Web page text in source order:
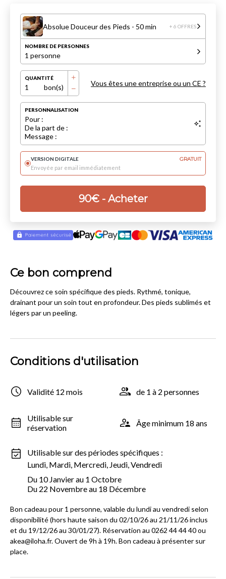
Absolue Douceur des Pieds - 50 min + 6 OFFRES
NOMBRE DE PERSONNES
1 personne
QUANTITÉ
1 bon(s) Vous êtes une entreprise ou un CE ?
PERSONNALISATION
Pour :
De la part de :
Message :
VERSION DIGITALE
GRATUIT
Envoyée par email immédiatement
90€- Acheter
Ce bon comprend
Découvrez ce soin spécifique des pieds. Rythmé, tonique,
drainant pour un soin tout en profondeur. Des pieds sublimés et
légers par un peeling.
Conditions d'utilisation
Validité 12 mois de 1 à 2 personnes
Utilisable sur
réservation
Âge minimum 18 ans
Utilisable sur des périodes spécifiques :
Lundi, Mardi, Mercredi, Jeudi, Vendredi
Du 10 Janvier au 1 Octobre
Du 22 Novembre au 18 Décembre
Bon cadeau pour 1 personne, valable du lundi au vendredi selon
disponibilité (hors haute saison du 02/10/26 au 21/11/26 inclus
et du 19/12/26 au 30/01/27). Réservation au 0262 44 44 40 ou
akea@iloha.fr. Ouvert de 9h à 19h. Bon cadeau à présenter sur
place.